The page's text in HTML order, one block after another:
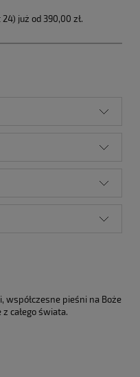
już od 390,00 zł.
współczesne pieśni na Boże
całego świata.